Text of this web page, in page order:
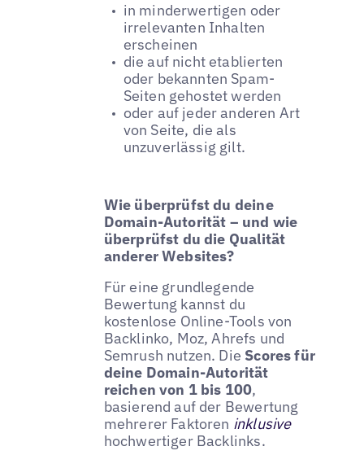
in minderwertigen oder
irrelevanten Inhalten
erscheinen
die auf nicht etablierten
oder bekannten Spam-
Seiten gehostet werden
oder auf jeder anderen Art
von Seite, die als
unzuverlässig gilt.
Wie überprüfst du deine
Domain-Autorität – und wie
überprüfst du die Qualität
anderer Websites?
Für eine grundlegende
Bewertung kannst du
kostenlose Online-Tools von
Backlinko, Moz, Ahrefs und
Semrush nutzen. Die Scores für
deine Domain-Autorität
reichen von 1 bis 100,
basierend auf der Bewertung
mehrerer Faktoren inklusive
hochwertiger Backlinks.